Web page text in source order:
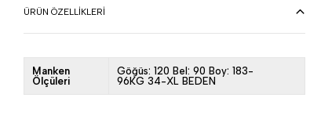
ÜRÜN ÖZELLIKLERI
Manken
Ölçüleri
Göğüs: 120 Bel: 90 Boy: 183-
96KG 34-XL BEDEN